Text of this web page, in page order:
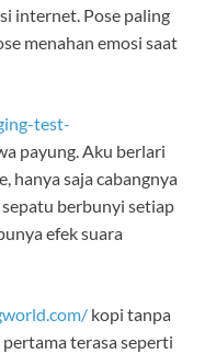
internet. Pose paling
menahan emosi saat
test-
payung. Aku berlari
hanya saja cabangnya
sepatu berbunyi setiap
efek suara
kopi tanpa
pertama terasa seperti